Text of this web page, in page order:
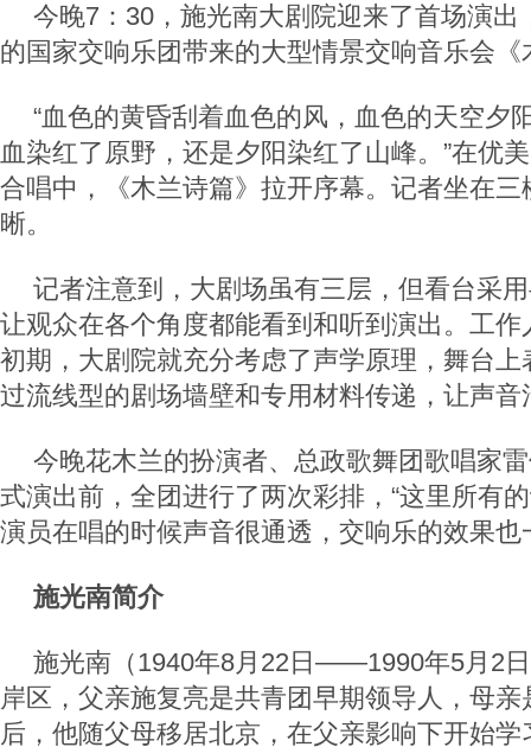
今晚7：30，施光南大剧院迎来了首场演出
的国家交响乐团带来的大型情景交响音乐会《
“血色的黄昏刮着血色的风，血色的天空夕
血染红了原野，还是夕阳染红了山峰。”在优
合唱中，《木兰诗篇》拉开序幕。记者坐在
晰。
记者注意到，大剧场虽有三层，但看台采
让观众在各个角度都能看到和听到演出。工
初期，大剧院就充分考虑了声学原理，舞台
过流线型的剧场墙壁和专用材料传递，让声音
今晚花木兰的扮演者、总政歌舞团歌唱家
式演出前，全团进行了两次彩排，“这里所有
演员在唱的时候声音很通透，交响乐的效果也
施光南简介
施光南（1940年8月22日——1990年5月2
岸区，父亲施复亮是共青团早期领导人，母
后，他随父母移居北京，在父亲影响下开始